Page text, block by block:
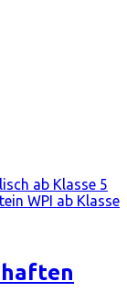
ab Klasse 5
WPI ab Klasse